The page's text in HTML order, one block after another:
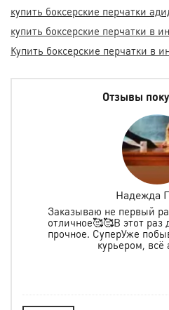
купить боксерские перчатки
купить боксерские перчатки в
Купить боксерские перчатки в
Отзывы
Надежда
Заказываю не первый
отличное🥰🥰В этот раз
прочное. СуперУже
курьером, всё